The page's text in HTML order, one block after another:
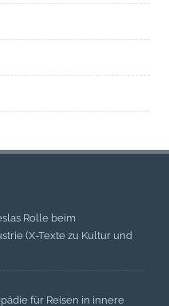
Rolle beim
(X-Texte zu Kultur und
für Reisen in innere